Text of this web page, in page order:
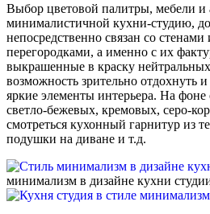
Выбор цветовой палитры, мебели и
минималистичной кухни-студию,
непосредственно связан со
перегородками, а именно с их
выкрашенные в краску
возможность зрительно отдохнуть
яркие элементы интерьера. На фоне
светло-бежевых, кремовых, серо-
смотреться кухонный гарнитур из
подушки на диване и т.д.
минимализм в дизайне кухни